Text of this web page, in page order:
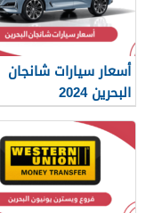
أسعار سيارات شانجان
البحرين 2024